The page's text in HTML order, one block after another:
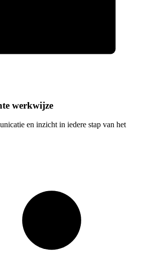
werkwijze
en inzicht in iedere stap van het